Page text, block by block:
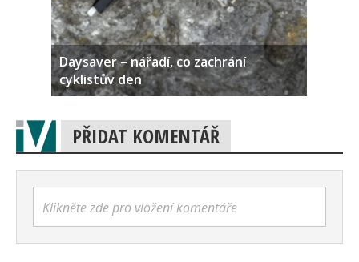
Daysaver – nářadí, co zachrání
cyklistův den
PŘIDAT KOMENTÁŘ
Klikněte zde pro vložení komentáře